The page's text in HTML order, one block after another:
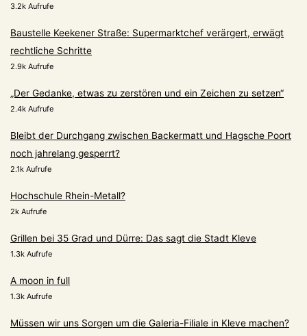
3.2k Aufrufe
Baustelle Keekener Straße: Supermarktchef verärgert, erwägt
rechtliche Schritte
2.9k Aufrufe
„Der Gedanke, etwas zu zerstören und ein Zeichen zu setzen“
2.4k Aufrufe
Bleibt der Durchgang zwischen Backermatt und Hagsche Poort
noch jahrelang gesperrt?
2.1k Aufrufe
Hochschule Rhein-Metall?
2k Aufrufe
Grillen bei 35 Grad und Dürre: Das sagt die Stadt Kleve
1.3k Aufrufe
A moon in full
1.3k Aufrufe
Müssen wir uns Sorgen um die Galeria-Filiale in Kleve machen?